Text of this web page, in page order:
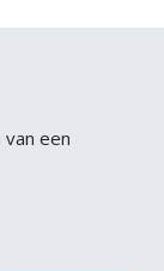
een
dolor sit